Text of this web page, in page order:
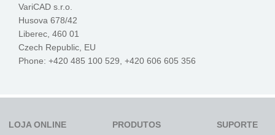
VariCAD s.r.o.
Husova 678/42
Liberec, 460 01
Czech Republic, EU
Phone: +420 485 100 529, +420 606 605 356
LOJA ONLINE PRODUTOS SUPORTE